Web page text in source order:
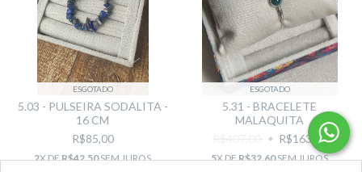
ESGOTADO
5.03 - PULSEIRA SODALITA -
16 CM
R$85,00
2X DER$42,50SEM JUROS
ESGOTADO
5.31 - BRACELETE
MALAQUITA
R$407,00
R$163,00
5X DER$32,60SEM JUROS